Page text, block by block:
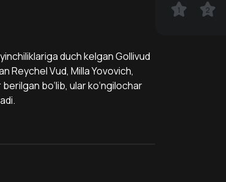
duch kelgan Gollivud
Reychel Vud, Milla Yovovich,
bo‘lib, ular ko‘ngilochar
1 2
1 2